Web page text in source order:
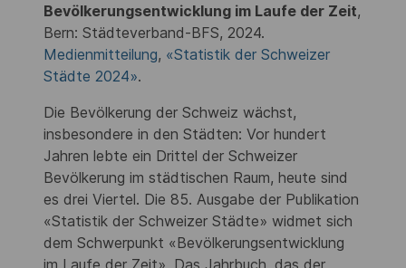
Bevölkerungsentwicklung im Laufe der Zeit,
Bern: Städteverband-BFS, 2024.
Medienmitteilung, «Statistik der Schweizer
Städte 2024».
Die Bevölkerung der Schweiz wächst,
insbesondere in den Städten: Vor hundert
Jahren lebte ein Drittel der Schweizer
Bevölkerung im städtischen Raum, heute sind
es drei Viertel. Die 85. Ausgabe der Publikation
«Statistik der Schweizer Städte» widmet sich
dem Schwerpunkt «Bevölkerungsentwicklung
im Laufe der Zeit». Das Jahrbuch, das der